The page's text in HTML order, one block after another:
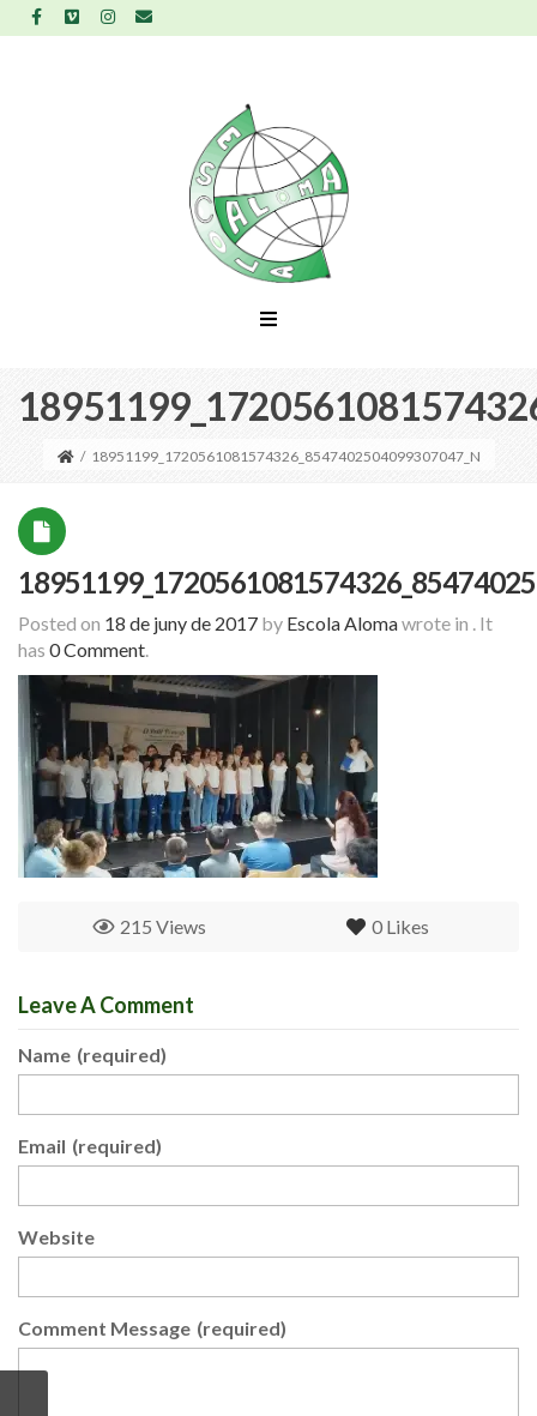
/ 18951199_1720561081574326_8547402504099307047_N
Posted on 18 de juny de 2017 by Escola Alomawrote in . It
has 0 Comment.
0 Likes
215 Views
Leave A Comment
Name (required)
Email (required)
Website
Comment Message (required)